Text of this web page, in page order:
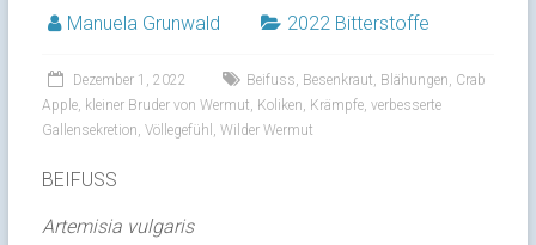
Manuela Grunwald 2022 Bitterstoffe
Dezember 1, 2022 Beifuss Besenkraut Blähungen Crab
Apple, kleiner Bruder von Wermut Koliken Krämpfe, verbesserte
Gallensekretion Völlegefühl Wilder Wermut
BEIFUSS
Artemisia vulgaris